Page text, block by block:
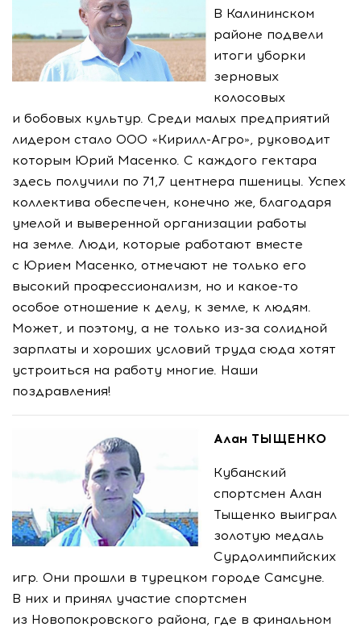
В Калининском
районе подвели
итоги уборки
зерновых
колосовых
и бобовых культур. Среди малых предприятий
лидером стало ООО «Кирилл-Агро», руководит
которым Юрий Масенко. С каждого гектара
здесь получили по 71,7 центнера пшеницы. Успех
коллектива обеспечен, конечно же, благодаря
умелой и выверенной организации работы
на земле. Люди, которые работают вместе
с Юрием Масенко, отмечают не только его
высокий профессионализм, но и какое-то
особое отношение к делу, к земле, к людям.
Может, и поэтому, а не только из-за солидной
зарплаты и хороших условий труда сюда хотят
устроиться на работу многие. Наши
поздравления!
Алан ТЫЩЕНКО
Кубанский
спортсмен Алан
Тыщенко выиграл
золотую медаль
Сурдолимпийских
игр. Они прошли в турецком городе Самсуне.
В них и принял участие спортсмен
из Новопокровского района, где в финальном